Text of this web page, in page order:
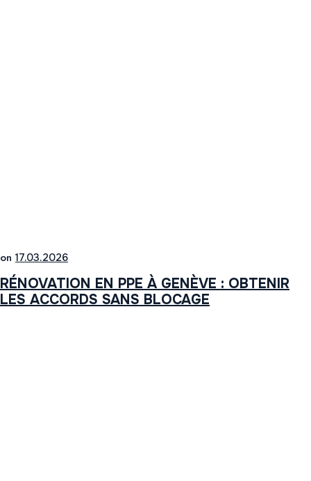
on 17.03.2026
RÉNOVATION EN PPE À GENÈVE : OBTENIR
LES ACCORDS SANS BLOCAGE